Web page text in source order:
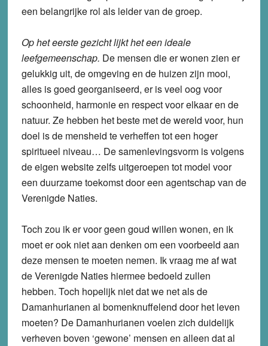
een belangrijke rol als leider van de groep.
Op het eerste gezicht lijkt het een ideale
leefgemeenschap. De mensen die er wonen zien er
gelukkig uit, de omgeving en de huizen zijn mooi,
alles is goed georganiseerd, er is veel oog voor
schoonheid, harmonie en respect voor elkaar en de
natuur. Ze hebben het beste met de wereld voor, hun
doel is de mensheid te verheffen tot een hoger
spiritueel niveau… De samenlevingsvorm is volgens
de eigen website zelfs uitgeroepen tot model voor
een duurzame toekomst door een agentschap van de
Verenigde Naties.
Toch zou ik er voor geen goud willen wonen, en ik
moet er ook niet aan denken om een voorbeeld aan
deze mensen te moeten nemen. Ik vraag me af wat
de Verenigde Naties hiermee bedoeld zullen
hebben. Toch hopelijk niet dat we net als de
Damanhurianen al bomenknuffelend door het leven
moeten? De Damanhurianen voelen zich duidelijk
verheven boven ‘gewone’ mensen en alleen dat al